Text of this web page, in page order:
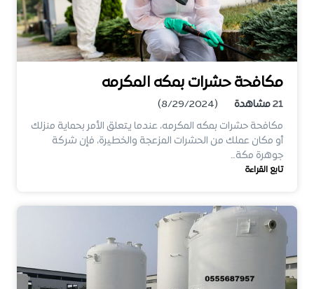
مكافحة حشرات بمكه المكرمه
21مشاهدة
(8/29/2024)
مكافحة حشرات بمكه المكرمه، عندما يتعلق الأمر بحماية منزلك
أو مكان عملك من الحشرات المزعجة والخطيرة، فإن شركة
جوهرة مكة…
تابع القراءة